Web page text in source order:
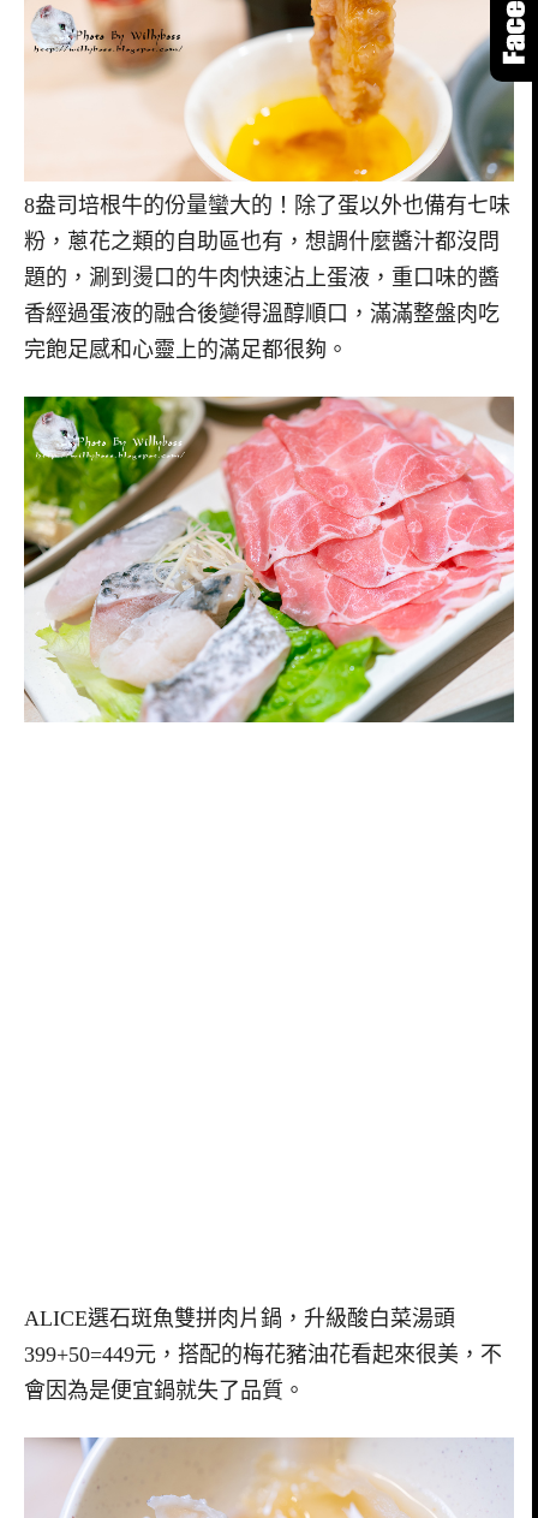
8盎司培根牛的份量蠻大的！除了蛋以外也備有七味
粉，蔥花之類的自助區也有，想調什麼醬汁都沒問
題的，涮到燙口的牛肉快速沾上蛋液，重口味的醬
香經過蛋液的融合後變得溫醇順口，滿滿整盤肉吃
完飽足感和心靈上的滿足都很夠。
ALICE選石斑魚雙拼肉片鍋，升級酸白菜湯頭
399+50=449元，搭配的梅花豬油花看起來很美，不
會因為是便宜鍋就失了品質。